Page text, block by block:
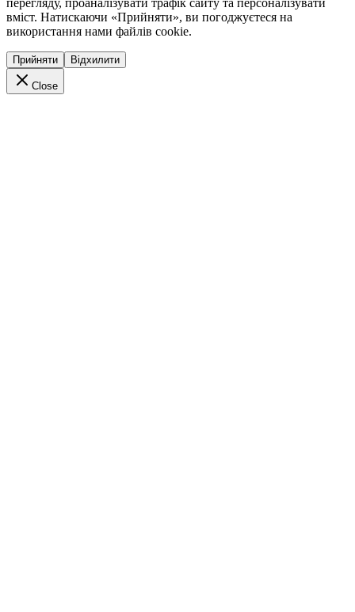
перегляду, проаналізувати трафік сайту та персоналізувати
вміст. Натискаючи «Прийняти», ви погоджуєтеся на
використання нами файлів cookie.
Прийняти Відхилити
Close